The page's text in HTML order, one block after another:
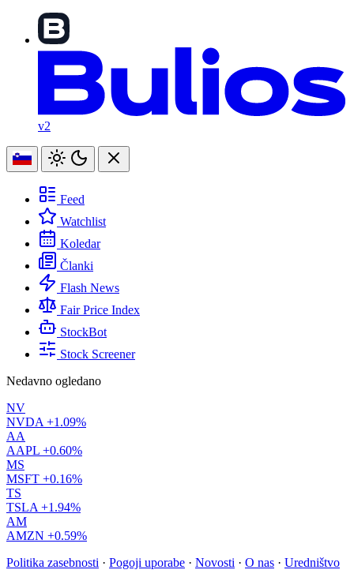
v2
Feed
Watchlist
Koledar
Članki
Flash News
Fair Price Index
StockBot
Stock Screener
Nedavno ogledano
NV
NVDA +1.09%
AA
AAPL +0.60%
MS
MSFT +0.16%
TS
TSLA +1.94%
AM
AMZN +0.59%
Politika zasebnosti · Pogoji uporabe · Novosti · O nas · Uredništvo